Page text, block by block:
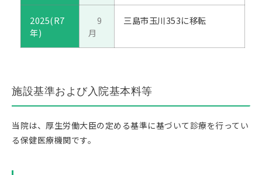
2025(R7
年)
9
月
三島市玉川353に移転
施設基準および入院基本料等
当院は、厚生労働大臣の定める基準に基づいて診療を行ってい
る保健医療機関です。